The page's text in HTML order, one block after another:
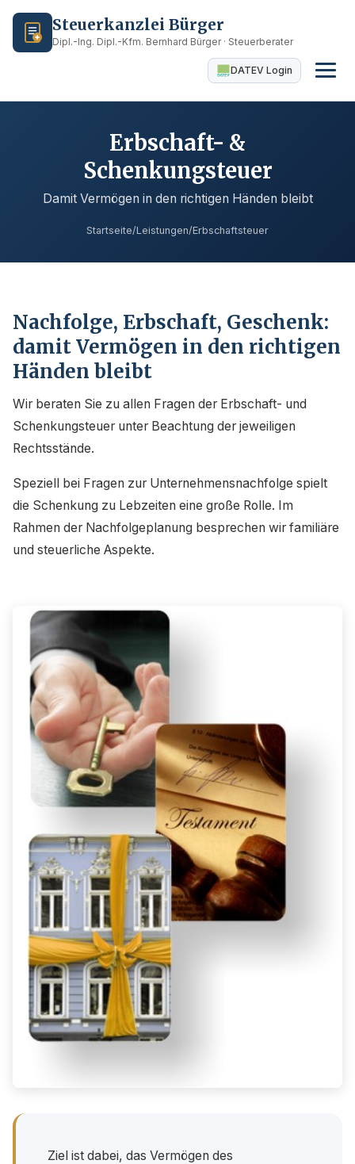
Steuerkanzlei Bürger
Dipl.-Ing. Dipl.-Kfm. Bernhard Bürger · Steuerberater
DATEV Login
Erbschaft- &
Schenkungsteuer
Damit Vermögen in den richtigen Händen bleibt
Startseite/Leistungen/Erbschaftsteuer
Nachfolge, Erbschaft, Geschenk:
damit Vermögen in den richtigen
Händen bleibt
Wir beraten Sie zu allen Fragen der Erbschaft- und
Schenkungsteuer unter Beachtung der jeweiligen
Rechtsstände.
Speziell bei Fragen zur Unternehmensnachfolge spielt
die Schenkung zu Lebzeiten eine große Rolle. Im
Rahmen der Nachfolgeplanung besprechen wir familiäre
und steuerliche Aspekte.
Ziel ist dabei, das Vermögen des